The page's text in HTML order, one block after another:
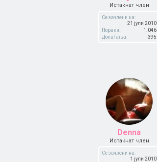
Истакнат член
Се зачлени на:
21 јули 2010
Пораки:
1.046
Допаѓања:
395
Denna
Истакнат член
Се зачлени на:
1 јули 2010